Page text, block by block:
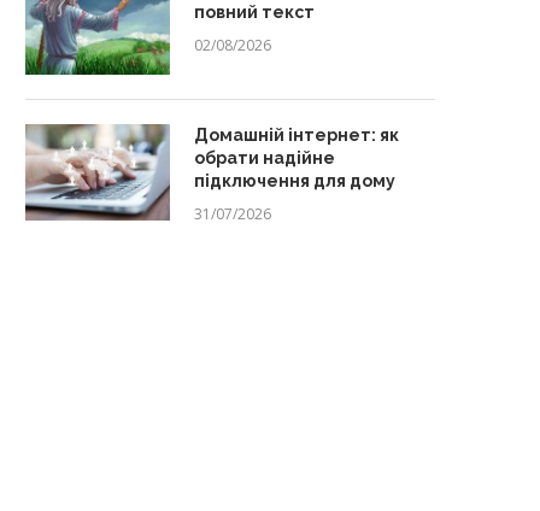
повний текст
02/08/2026
Домашній інтернет: як
обрати надійне
підключення для дому
31/07/2026